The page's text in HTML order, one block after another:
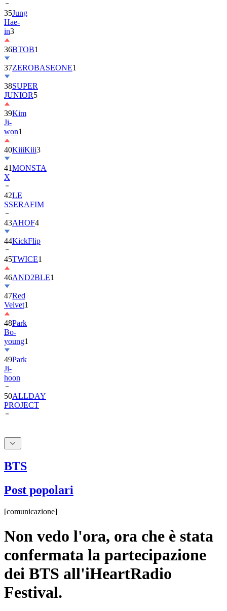
Hae-
in3
36BTOB
37ZEROBASEONE
38SUPER
JUNIOR
39Kim
Ji-
won1
40KiiiKiii
41MONSTA
X
42
SSERAFIM
43AHOF4
44KickFlip
45TWICE1
46AND2BLE
47Red
Velvet
48Park
Bo-
young1
49Park
Ji-
hoon
50ALLDAY
PROJECT
BTS
Post popolari
[comunicazione]
Non vedo l'ora, ora che è stata
confermata la partecipazione
dei BTS all'iHeartRadio
Festival.